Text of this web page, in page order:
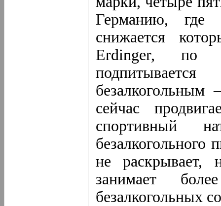
Германию, где
снижается
Erdinger, по
сейчас
спортивный
безалкогольного
не раскрывает,
занимает
безалкогольных